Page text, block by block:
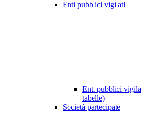
Enti pubblici vigilati
Enti pubblici
tabelle)
Società partecipate